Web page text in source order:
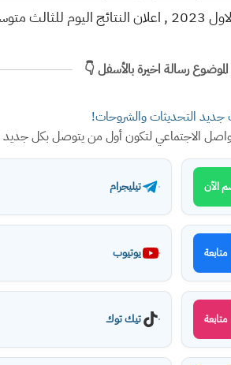
2023
رسالة اخيرة بالأسفل 👇
جديد التحديثات والشروحات!
الاجتماعي لتكون أول من يتوصل بكل
الآن تيليجرام
متابعة يوتيوب
متابعة تيك توك